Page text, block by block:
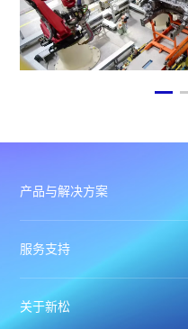
产品与解决方案
服务支持
关于新松